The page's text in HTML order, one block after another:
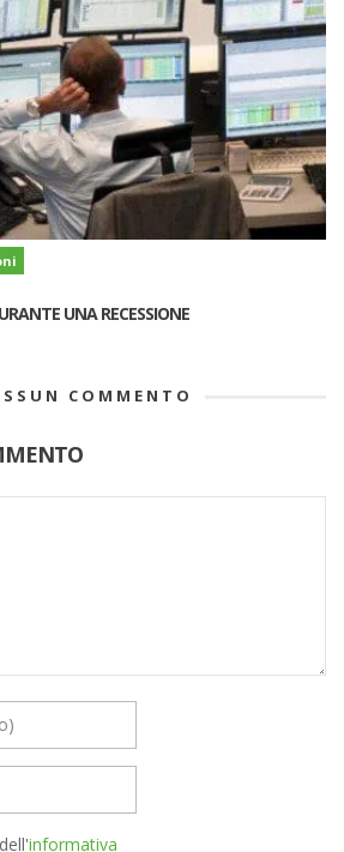
UNA RECESSIONE
COMMENTO
informativa